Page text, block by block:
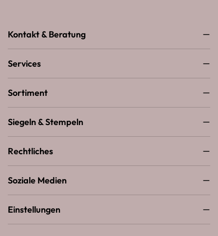
Kontakt & Beratung
Services
Sortiment
Siegeln & Stempeln
Rechtliches
Soziale Medien
Einstellungen